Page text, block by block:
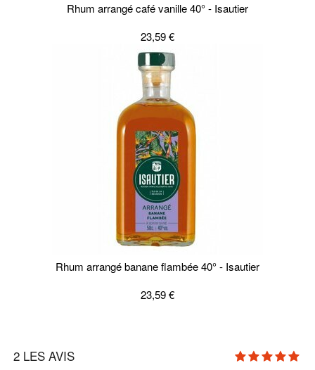
Rhum arrangé café vanille 40° - Isautier
23,59 €
Rhum arrangé banane flambée 40° - Isautier
23,59 €
2LES AVIS